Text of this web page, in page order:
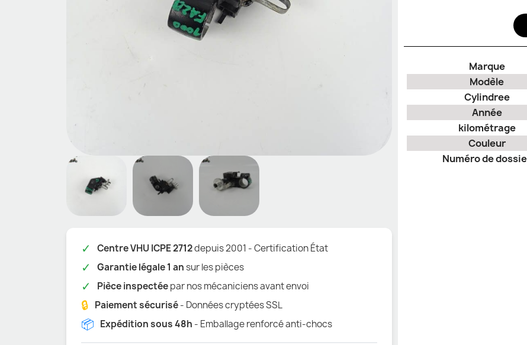
✓ Centre VHU ICPE 2712depuis 2001 - Certification État
✓ Garantie légale 1 ansur les pièces
✓ Pièce inspectéepar nos mécaniciens avant envoi
🔒 Paiement sécurisé- Données cryptées SSL
📦 Expédition sous 48h - Emballage renforcé anti-chocs
Marque
Modèle
Cylindree
Année
kilométrage
Couleur
Numéro de